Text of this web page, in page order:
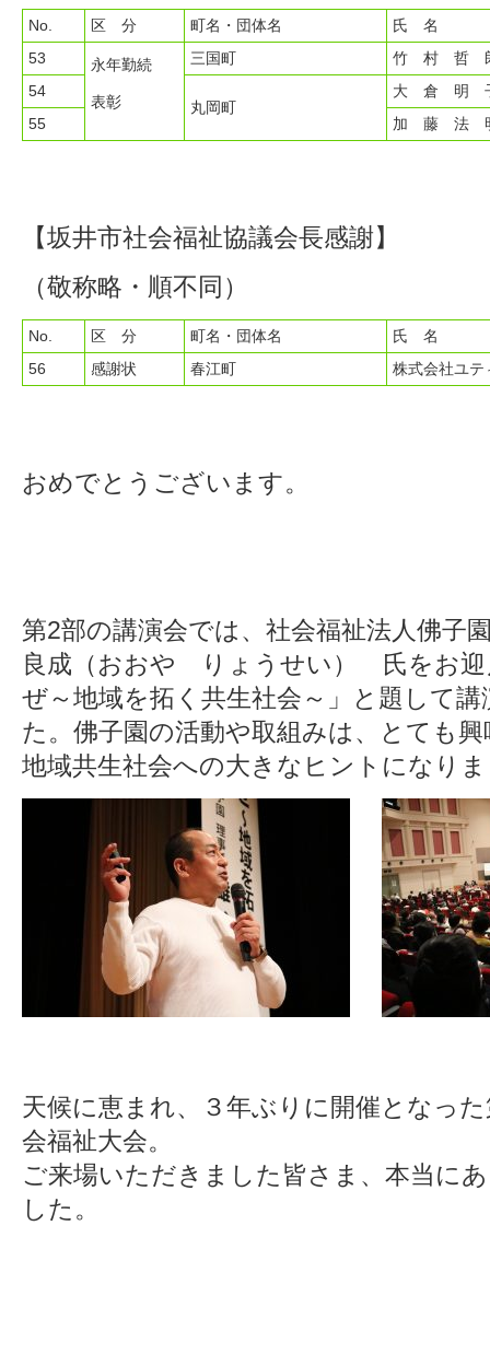
No. 区 分 町名・団体名
氏 名
53
永年勤続
表彰
三国町
竹 村 哲
54
丸岡町
大 倉 明
55
加 藤 法
【坂井市社会福祉協議会長感謝】
（敬称略・順不同）
No. 区 分 町名・団体名
氏 名
56
感謝状 春江町 株式会社ユテ
おめでとうございます。
第2部の講演会では、社会福祉法人
良成（おおや りょうせい） 氏をお迎
ぜ～地域を拓く共生社会～」と題して
た。佛子園の活動や取組みは、とても
地域共生社会への大きなヒントになり
天候に恵まれ、３年ぶりに開催となっ
会福祉大会。
ご来場いただきました皆さま、本当に
した。